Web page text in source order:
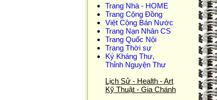
Trang Nhà - HOME
Trang Cộng Đồng
Việt Cộng Bán Nước
Trang Nạn Nhân CS
Trang Quốc Nội
Trang Thời sự
Ký Kháng Thư,
Thỉnh Nguyện Thư
Lịch Sử - Health - Art
Kỹ Thuật - Gia Chánh